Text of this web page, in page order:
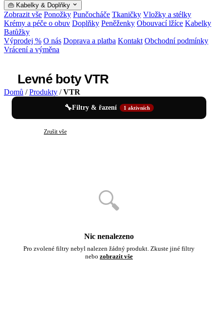
👜 Kabelky & Doplňky
Zobrazit vše Ponožky Punčocháče Tkaničky Vložky a stélky
Krémy a péče o obuv Doplňky Peněženky Obouvací lžíce Kabelky
Batůžky
Výprodej % O nás Doprava a platba Kontakt Obchodní podmínky
Vrácení a výměna
Levné boty VTR
Domů / Produkty / VTR
🔧Filtry & řazení 1 aktivních
Zrušit vše
🔍
Nic nenalezeno
Pro zvolené filtry nebyl nalezen žádný produkt. Zkuste jiné filtry
nebo zobrazit vše